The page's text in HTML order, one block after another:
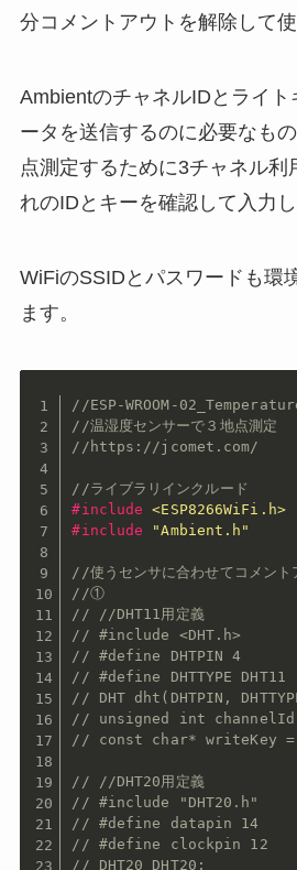
分コメントアウトを解除して
AmbientのチャネルIDとライ
ータを送信するのに必要なも
点測定するために3チャネル利
れのIDとキーを確認して入力し
WiFiのSSIDとパスワードも環
ます。
//ESP-WROOM-
//温湿度センサーで３地点測定
//https://jcomet.com/
//ライブラリインクルード
#include
<ESP8266WiFi.h>
#include "Ambient.h"
//使うセンサに合わせてコメン
//①
// //DHT11用定義
// #include <DHT.h>
// #define DHTPIN 4       //
// #define DHTTYPE DHT11
// DHT dht(DHTPIN,
// unsigned int channelId
// const char* writeKey =
// //DHT20用定義
// #include "DHT20.h"
// #define datapin 14
// #define clockpin 12
// DHT20 DHT20;